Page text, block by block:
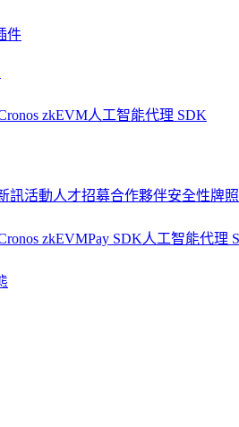
件
zkEVM人工智能代理 SDK
訊活動人才招募合作夥伴安全性牌
zkEVMPay SDK人工智能代理